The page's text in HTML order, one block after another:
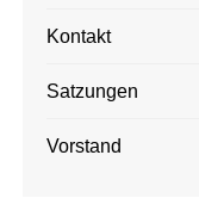
Kontakt
Satzungen
Vorstand